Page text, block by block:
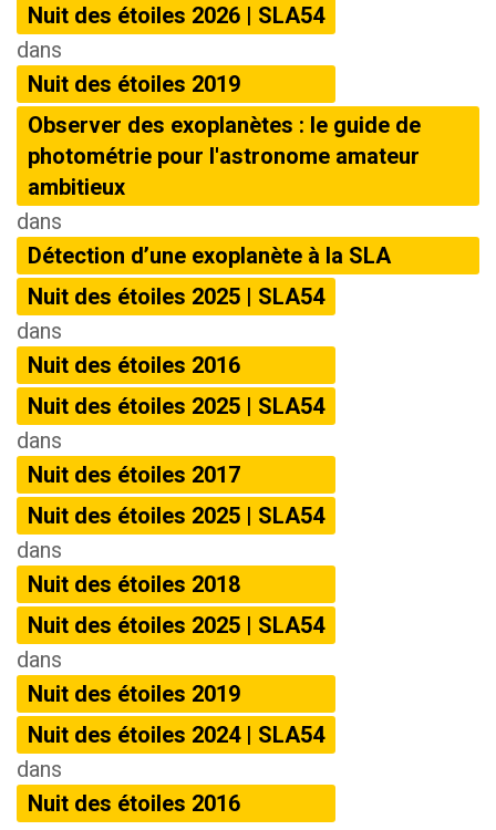
Nuit des étoiles 2026 | SLA54
dans
Nuit des étoiles 2019
Observer des exoplanètes : le guide de
photométrie pour l'astronome amateur
ambitieux
dans
Détection d’une exoplanète à la SLA
Nuit des étoiles 2025 | SLA54
dans
Nuit des étoiles 2016
Nuit des étoiles 2025 | SLA54
dans
Nuit des étoiles 2017
Nuit des étoiles 2025 | SLA54
dans
Nuit des étoiles 2018
Nuit des étoiles 2025 | SLA54
dans
Nuit des étoiles 2019
Nuit des étoiles 2024 | SLA54
dans
Nuit des étoiles 2016